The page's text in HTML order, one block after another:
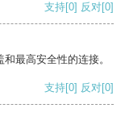
支持[0] 反对[0]
最高安全性的连接。
支持[0] 反对[0]